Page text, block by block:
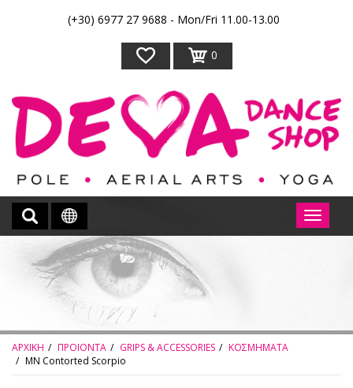
(+30) 6977 27 9688 - Mon/Fri 11.00-13.00
0
ΑΡΧΙΚΗ ΠΡΟΙΟΝΤΑ GRIPS & ACCESSORIES
ΚΟΣΜΗΜΑΤΑ
MN Contorted Scorpio